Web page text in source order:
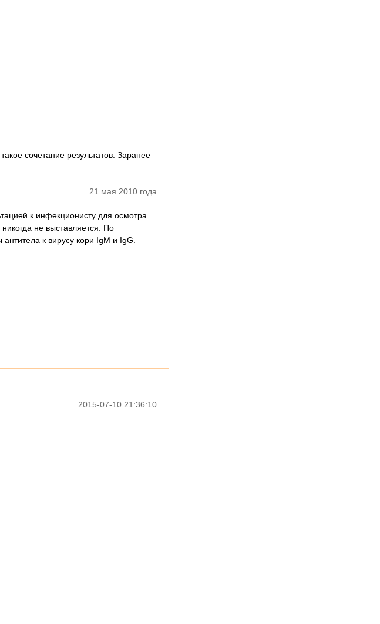
сочетание результатов. Заранее
21 мая 2010 года
к инфекционисту для осмотра.
не выставляется. По
к вирусу кори IgM и IgG.
2015-07-10 21:36:10